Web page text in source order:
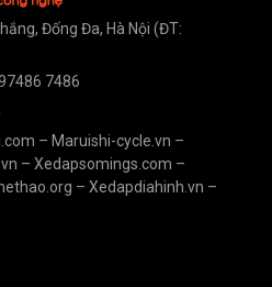
Đống Đa, Hà Nội (ĐT:
7486
– Maruishi-cycle.vn –
– Xedapsomings.com –
– Xedapdiahinh.vn –